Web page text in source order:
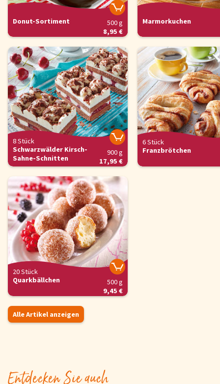
Donut-Sortiment
500 g
8,95 €
Marmorkuchen
8 Stück
Schwarzwälder Kirsch-
Sahne-Schnitten
900 g
17,95 €
6 Stück
Franzbrötchen
20 Stück
Quarkbällchen
500 g
9,45 €
Alle Artikel anzeigen
Entdecken Sie auch